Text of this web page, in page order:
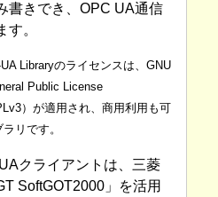
書きでき、OPC UA通信
す。
Libraryのライセンスは、GNU
Public License
）が適用され、商用利用も可
リです。
クライアントは、三菱
SoftGOT2000」を活用